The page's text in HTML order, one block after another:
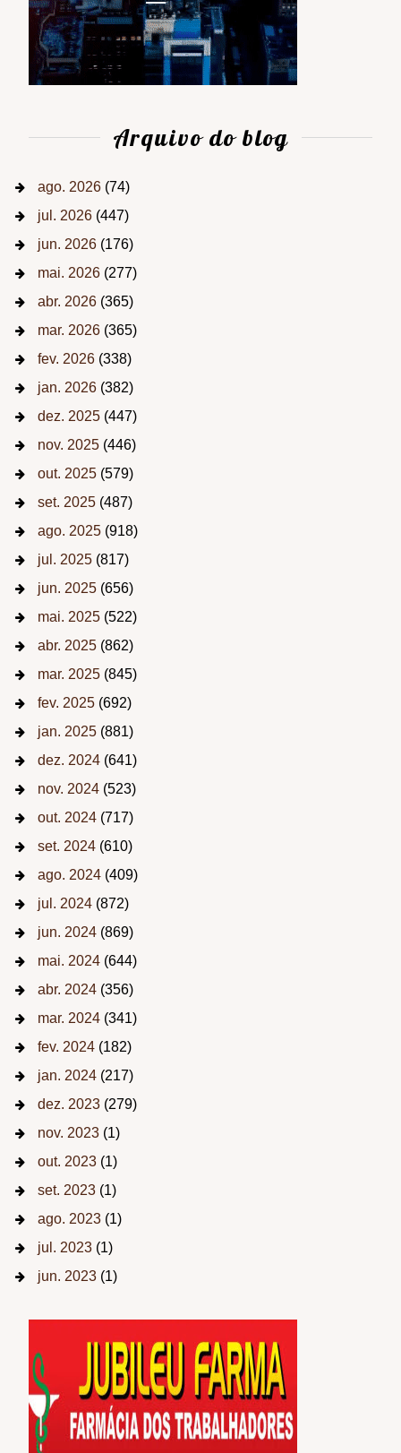
Arquivo do blog
ago. 2026 (74)
jul. 2026 (447)
jun. 2026 (176)
mai. 2026 (277)
abr. 2026 (365)
mar. 2026 (365)
fev. 2026 (338)
jan. 2026 (382)
dez. 2025 (447)
nov. 2025 (446)
out. 2025 (579)
set. 2025 (487)
ago. 2025 (918)
jul. 2025 (817)
jun. 2025 (656)
mai. 2025 (522)
abr. 2025 (862)
mar. 2025 (845)
fev. 2025 (692)
jan. 2025 (881)
dez. 2024 (641)
nov. 2024 (523)
out. 2024 (717)
set. 2024 (610)
ago. 2024 (409)
jul. 2024 (872)
jun. 2024 (869)
mai. 2024 (644)
abr. 2024 (356)
mar. 2024 (341)
fev. 2024 (182)
jan. 2024 (217)
dez. 2023 (279)
nov. 2023 (1)
out. 2023 (1)
set. 2023 (1)
ago. 2023 (1)
jul. 2023 (1)
jun. 2023 (1)